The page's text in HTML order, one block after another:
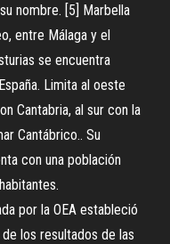
nombre. [5] Marbella
entre Málaga y el
se encuentra
Limita al oeste
Cantabria, al sur con la
Cantábrico.. Su
con una población
por la OEA estableció
los resultados de las